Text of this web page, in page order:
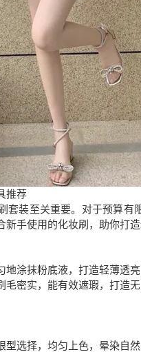
推荐
套装至关重要。对于预算
手使用的化妆刷，助你打造
涂抹粉底液，打造轻薄透
密实，能有效遮瑕，打造无
选择，均匀上色，晕染自然